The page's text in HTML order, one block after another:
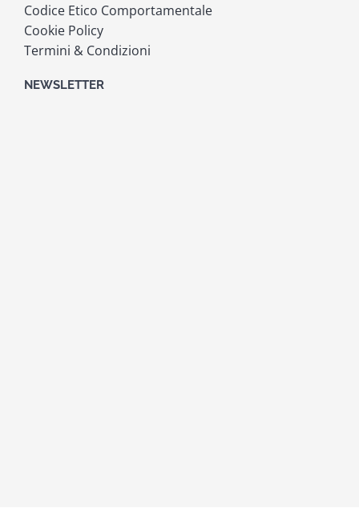
Codice Etico Comportamentale
Cookie Policy
Termini & Condizioni
NEWSLETTER